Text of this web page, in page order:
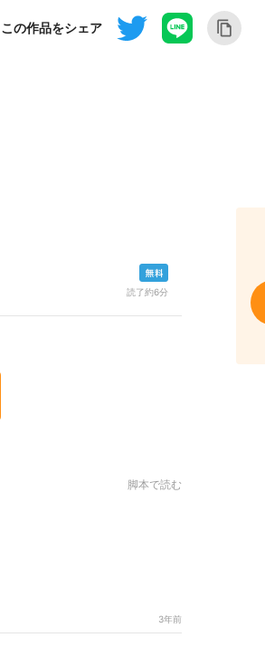
この作品をシェア
読了約6分
脚本で読む
3年前